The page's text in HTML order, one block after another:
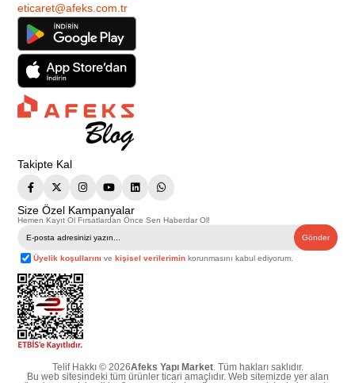
eticaret@afeks.com.tr
Takipte Kal
Size Özel Kampanyalar
Hemen Kayıt Ol Fırsatlardan Önce Sen Haberdar Ol!
Gönder
Üyelik koşullarını vekişisel verilerimin korunmasını kabul ediyorum.
Telif Hakkı © 2026Afeks Yapı Market. Tüm hakları saklıdır.
Bu web sitesindeki tüm ürünler ticari amaçlıdır. Web sitemizde yer alan